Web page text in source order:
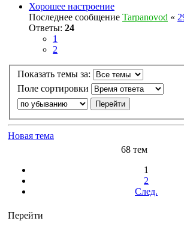
Хорошее настроение
Последнее сообщение Tarpanovod «
Ответы: 24
1
2
Показать темы за:
Поле сортировки
Новая тема
68 тем
1
2
След.
Перейти